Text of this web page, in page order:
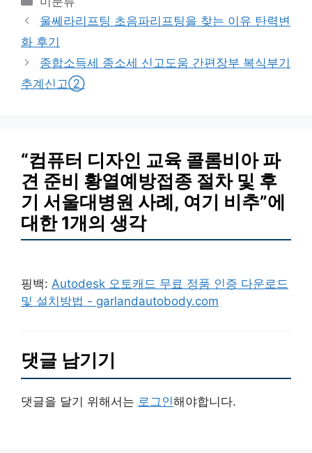
테
고
울쎄라리프팅 초음파리프팅을 찾는 이유 탄력변
화 후기
종합소득세 종소세 신고도움 간편장부 복식부기
추계신고②
“컴퓨터 디자인 교육 콜롬비아 파
견 준비 황열예방접종 절차 및 후
기 서울대병원 사례, 여기 비추”에
대한 1개의 생각
핑백: Autodesk 오토캐드 무료 정품 인증 다운로드
및 설치방법 - garlandautobody.com
댓글 남기기
댓글을 달기 위해서는 로그인해야합니다.